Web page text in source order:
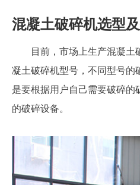
混凝土破碎机选型
目前，市场上生产混凝
凝土破碎机型号，不同型号的
是要根据用户自己需要破碎
的破碎设备。